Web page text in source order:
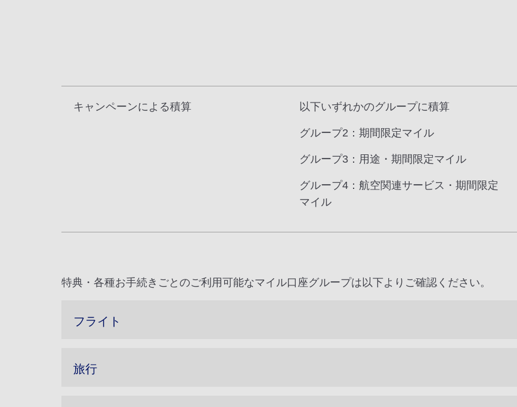
キャンペーンによる積算 以下いずれかのグループに積算
グループ2：期間限定マイル
グループ3：用途・期間限定マイル
グループ4：航空関連サービス・期間限定
マイル
特典・各種お手続きごとのご利用可能なマイル口座グループは以下よりご確認ください。
フライト
旅行